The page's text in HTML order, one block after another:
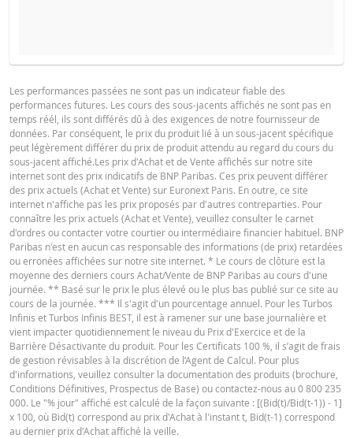
TYPE DE
PRIX DU
SEUIL DE
6 août
2026 18:35
journalière 13,56 7,992
6 août
2026 17:52
journalière 13,56
5 août
2026 18:35
journalière 14,61 8,286
5 août
2026 17:51
journalière 14,61 8,286
4 août
2026 18:35
journalière 13,84 8,063
4 août
2026 17:51
journalière 13,84
3 août
2026 18:35
journalière 14,45 8,236
31 juil.
2026 18:37
journalière 14,28 8,184
PROSPECTUS DE BASE
Prospectus (FR)
FINAL TERMS
Final Terms
KEY INFORMATION DOCUMENTS
Key Information Document (FR)
DOCUMENTATION JURIDIQUE
Les performances passées ne sont pas un indicateur fiable des
performances futures. Les cours des sous-jacents affichés ne sont pas en
temps réél, ils sont différés dû à des exigences de notre fournisseur de
données. Par conséquent, le prix du produit lié à un sous-jacent spécifique
peut légèrement différer du prix de produit attendu au regard du cours du
sous-jacent affiché.Les prix d'Achat et de Vente affichés sur notre site
internet sont des prix indicatifs de BNP Paribas. Ces prix peuvent différer
des prix actuels (Achat et Vente) sur Euronext Paris. En outre, ce site
internet n'affiche pas les prix proposés par d'autres contreparties. Pour
connaître les prix actuels (Achat et Vente), veuillez consulter le carnet
d'ordres ou contacter votre courtier ou intermédiaire financier habituel. BNP
Paribas n'est en aucun cas responsable des informations (de prix) retardées
ou erronées affichées sur notre site internet. * Le cours de clôture est la
moyenne des derniers cours Achat/Vente de BNP Paribas au cours d'une
journée. ** Basé sur le prix le plus élevé ou le plus bas publié sur ce site au
cours de la journée. *** Il s'agit d'un pourcentage annuel. Pour les Turbos
Infinis et Turbos Infinis BEST, il est à ramener sur une base journalière et
vient impacter quotidiennement le niveau du Prix d'Exercice et de la
Barrière Désactivante du produit. Pour les Certificats 100 %, il s’agit de frais
de gestion révisables à la discrétion de l’Agent de Calcul. Pour plus
d'informations, veuillez consulter la documentation des produits (brochure,
Conditions Définitives, Prospectus de Base) ou contactez-nous au 0 800 235
000. Le "% jour" affiché est calculé de la façon suivante : [(Bid(t)/Bid(t-1)) - 1]
x 100, où Bid(t) correspond au prix d'Achat à l'instant t, Bid(t-1) correspond
au dernier prix d'Achat affiché la veille.